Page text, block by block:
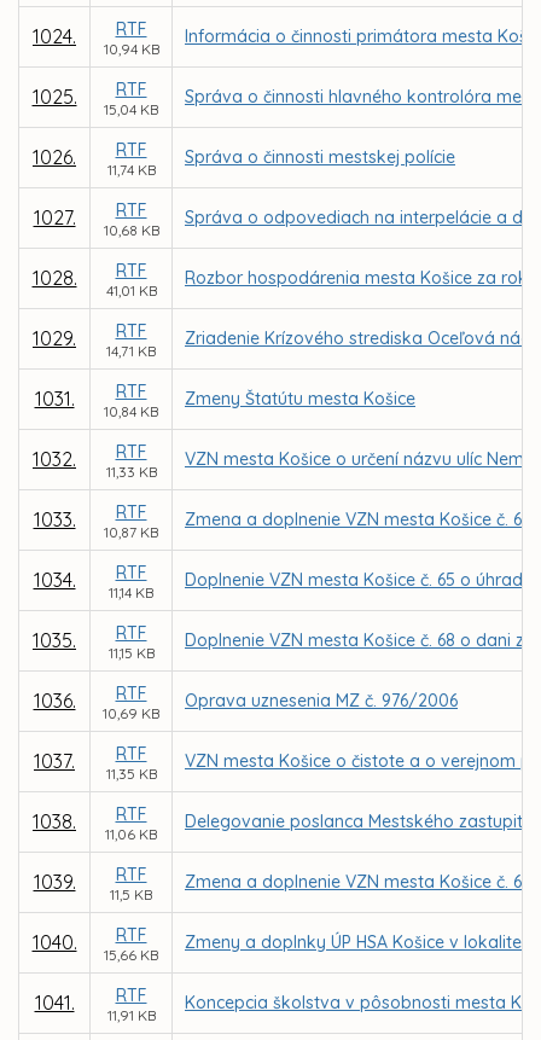
1024. RTF
10,94 KB
Informácia o činnosti primátora mesta
1025. RTF
15,04 KB
Správa o činnosti hlavného kontrolóra
1026. RTF
11,74 KB
Správa o činnosti mestskej polície
1027. RTF
10,68 KB
Správa o odpovediach na interpelácie a
1028. RTF
41,01 KB
Rozbor hospodárenia mesta Košice za rok
1029. RTF
14,71 KB
Zriadenie Krízového strediska Oceľová
1031. RTF
10,84 KB
Zmeny Štatútu mesta Košice
1032. RTF
11,33 KB
VZN mesta Košice o určení názvu ulíc
1033. RTF
10,87 KB
Zmena a doplnenie VZN mesta Košice č.
1034. RTF
11,14 KB
Doplnenie VZN mesta Košice č. 65 o
1035. RTF
11,15 KB
Doplnenie VZN mesta Košice č. 68 o dani
1036. RTF
10,69 KB
Oprava uznesenia MZ č. 976/2006
1037. RTF
11,35 KB
VZN mesta Košice o čistote a o verejnom
1038. RTF
11,06 KB
Delegovanie poslanca Mestského
1039. RTF
11,5 KB
Zmena a doplnenie VZN mesta Košice č.
1040. RTF
15,66 KB
Zmeny a doplnky ÚP HSA Košice v lokalite
1041. RTF
11,91 KB
Koncepcia školstva v pôsobnosti mesta